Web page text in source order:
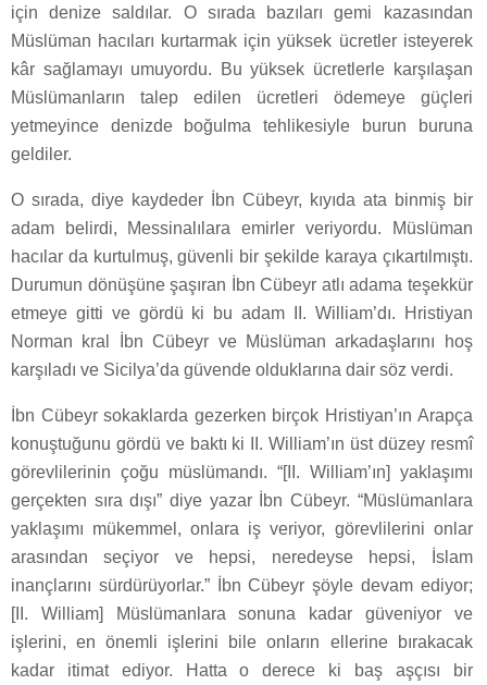
için denize saldılar. O sırada bazıları gemi kazasından
Müslüman hacıları kurtarmak için yüksek ücretler isteyerek
kâr sağlamayı umuyordu. Bu yüksek ücretlerle karşılaşan
Müslümanların talep edilen ücretleri ödemeye güçleri
yetmeyince denizde boğulma tehlikesiyle burun buruna
geldiler.
O sırada, diye kaydeder İbn Cübeyr, kıyıda ata binmiş bir
adam belirdi, Messinalılara emirler veriyordu. Müslüman
hacılar da kurtulmuş, güvenli bir şekilde karaya çıkartılmıştı.
Durumun dönüşüne şaşıran İbn Cübeyr atlı adama teşekkür
etmeye gitti ve gördü ki bu adam II. William’dı. Hristiyan
Norman kral İbn Cübeyr ve Müslüman arkadaşlarını hoş
karşıladı ve Sicilya’da güvende olduklarına dair söz verdi.
İbn Cübeyr sokaklarda gezerken birçok Hristiyan’ın Arapça
konuştuğunu gördü ve baktı ki II. William’ın üst düzey resmî
görevlilerinin çoğu müslümandı. “[II. William’ın] yaklaşımı
gerçekten sıra dışı” diye yazar İbn Cübeyr. “Müslümanlara
yaklaşımı mükemmel, onlara iş veriyor, görevlilerini onlar
arasından seçiyor ve hepsi, neredeyse hepsi, İslam
inançlarını sürdürüyorlar.” İbn Cübeyr şöyle devam ediyor;
[II. William] Müslümanlara sonuna kadar güveniyor ve
işlerini, en önemli işlerini bile onların ellerine bırakacak
kadar itimat ediyor. Hatta o derece ki baş aşçısı bir